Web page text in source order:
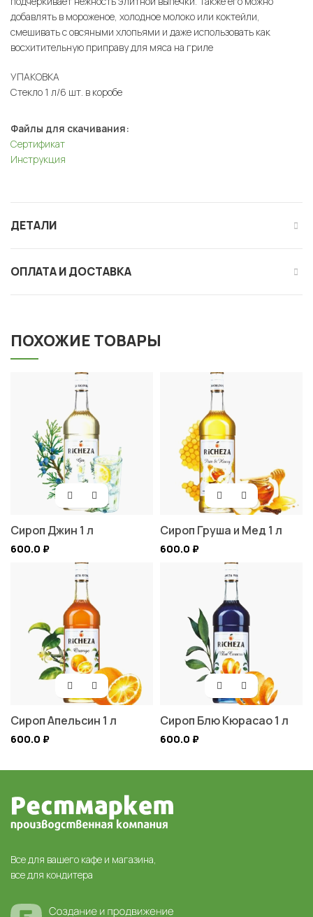
добавлять в мороженое, холодное молоко или коктейли,
смешивать с овсяными хлопьями и даже использовать как
восхитительную приправу для мяса на гриле
УПАКОВКА
Стекло 1 л/6 шт. в коробе
Файлы для скачивания:
Сертификат
Инструкция
ДЕТАЛИ
ОПЛАТА И ДОСТАВКА
ПОХОЖИЕ ТОВАРЫ
Сироп Джин 1 л
600.0 ₽
Сироп Груша и Мед 1 л
600.0 ₽
Сироп Апельсин 1 л
600.0 ₽
Сироп Блю Кюрасао 1 л
600.0 ₽
Все для вашего кафе и магазина,
все для кондитера